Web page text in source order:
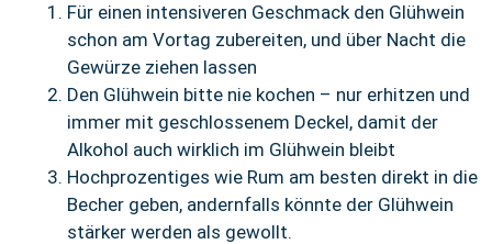
Für einen intensiveren Geschmack den Glühwein
schon am Vortag zubereiten, und über Nacht die
Gewürze ziehen lassen
Den Glühwein bitte nie kochen – nur erhitzen und
immer mit geschlossenem Deckel, damit der
Alkohol auch wirklich im Glühwein bleibt
Hochprozentiges wie Rum am besten direkt in die
Becher geben, andernfalls könnte der Glühwein
stärker werden als gewollt.